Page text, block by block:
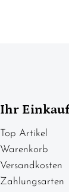
Ihr
Top Artikel
Warenkorb
Versandkosten
Zahlungsarten